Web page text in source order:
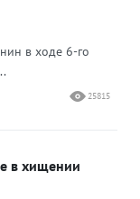
в ходе 6-го
25815
в хищении